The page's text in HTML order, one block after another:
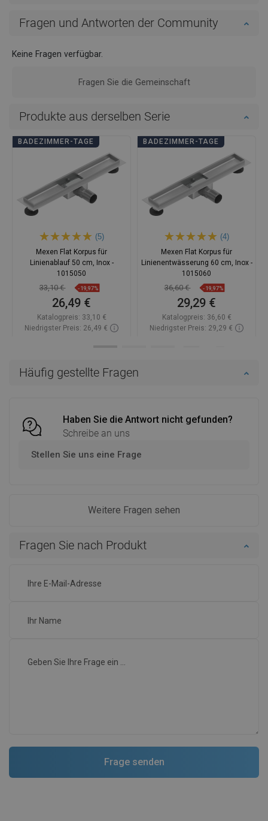
Häufig gestellte Fragen
Haben Sie die Antwort nicht gefunden?
Schreibe an uns
Stellen Sie uns eine Frage
Weitere Fragen sehen
Fragen und Antworten der Community
Keine Fragen verfügbar.
Fragen Sie die Gemeinschaft
Fragen Sie nach Produkt
Produkte aus derselben Serie
BADEZIMMER-TAGE
(5)
Mexen Flat Korpus für
Linienablauf 50 cm, Inox -
1015050
33,10 € -19,97%
26,49 €
Katalogpreis: 33,10 €
Niedrigster Preis: 26,49 €
BADEZIMMER-TAGE
(4)
Mexen Flat Korpus für
Linienentwässerung 60 cm, Inox -
1015060
36,60 € -19,97%
29,29 €
Katalogpreis: 36,60 €
Niedrigster Preis: 29,29 €